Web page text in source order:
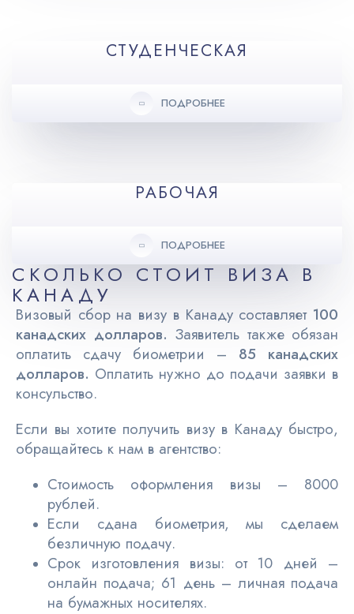
СТУДЕНЧЕСКАЯ
ПОДРОБНЕЕ
РАБОЧАЯ
ПОДРОБНЕЕ
СКОЛЬКО СТОИТ ВИЗА В
КАНАДУ
Визовый сбор на визу в Канаду составляет 100
канадских долларов. Заявитель также обязан
оплатить сдачу биометрии – 85 канадских
долларов. Оплатить нужно до подачи заявки в
консульство.
Если вы хотите получить визу в Канаду быстро,
обращайтесь к нам в агентство:
Стоимость оформления визы – 8000
рублей.
Если сдана биометрия, мы сделаем
безличную подачу.
Срок изготовления визы: от 10 дней –
онлайн подача; 61 день – личная подача
на бумажных носителях.